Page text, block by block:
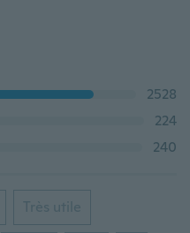
2528
224
240
Très utile